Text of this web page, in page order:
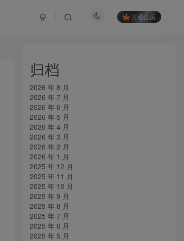
开通会员
归档
2026 年 8 月
2026 年 7 月
2026 年 6 月
2026 年 5 月
2026 年 4 月
2026 年 3 月
2026 年 2 月
2026 年 1 月
2025 年 12 月
2025 年 11 月
2025 年 10 月
2025 年 9 月
2025 年 8 月
2025 年 7 月
2025 年 6 月
2025 年 5 月